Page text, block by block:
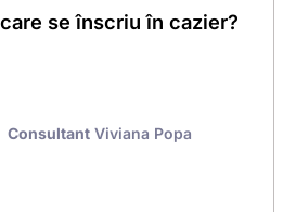
se înscriu în cazier?
Consultant Viviana Popa